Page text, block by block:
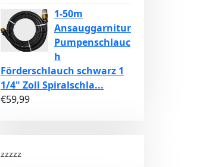
1-50m
Ansauggarnitur
Pumpenschlauc
h
Förderschlauch schwarz 1
1/4" Zoll Spiralschla...
€59,99
zzzzz